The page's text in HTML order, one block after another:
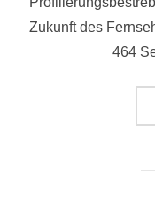
Zukunft des
464